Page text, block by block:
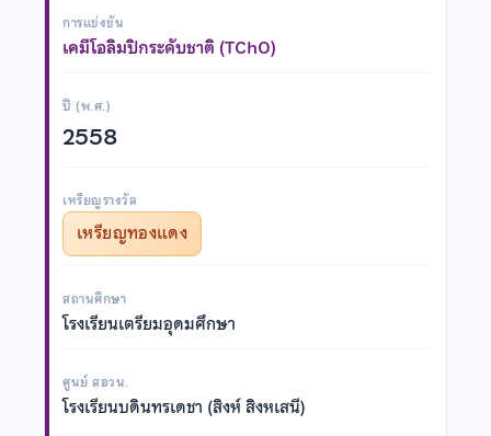
การแข่งขัน
เคมีโอลิมปิกระดับชาติ (TChO)
ปี (พ.ศ.)
2558
เหรียญรางวัล
เหรียญทองแดง
สถานศึกษา
โรงเรียนเตรียมอุดมศึกษา
ศูนย์ สอวน.
โรงเรียนบดินทรเดชา (สิงห์ สิงหเสนี)